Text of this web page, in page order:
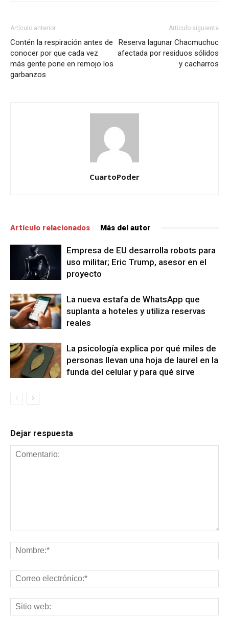
Artículo anterior
Contén la respiración antes de
conocer por que cada vez
más gente pone en remojo los
garbanzos
Artículo siguiente
Reserva lagunar Chacmuchuc
afectada por residuos sólidos
y cacharros
CuartoPoder
Artículo relacionados Más del autor
Empresa de EU desarrolla robots para
uso militar; Eric Trump, asesor en el
proyecto
La nueva estafa de WhatsApp que
suplanta a hoteles y utiliza reservas
reales
La psicología explica por qué miles de
personas llevan una hoja de laurel en la
funda del celular y para qué sirve
Dejar respuesta